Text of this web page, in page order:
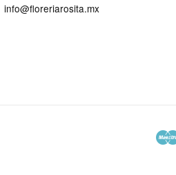
info@floreriarosita.mx
Google